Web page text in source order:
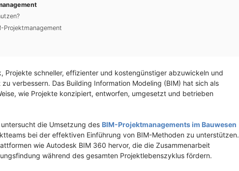
Projektmanagement
Projekte schneller, effizienter und kostengünstiger abzuwickeln und
verbessern. Das Building Information Modeling (BIM) hat sich als
wie Projekte konzipiert, entworfen, umgesetzt und betrieben
untersucht die Umsetzung des BIM-Projektmanagements im Bauwesen
bei der effektiven Einführung von BIM-Methoden zu unterstützen.
wie Autodesk BIM 360 hervor, die die Zusammenarbeit
während des gesamten Projektlebenszyklus fördern.